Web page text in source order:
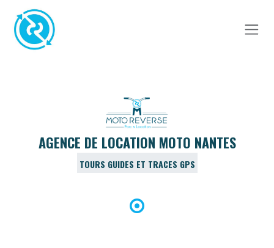
Se rendre au contenu
AGENCE DE LOCATION MOTO NANTES
TOURS GUIDES ET TRACES GPS